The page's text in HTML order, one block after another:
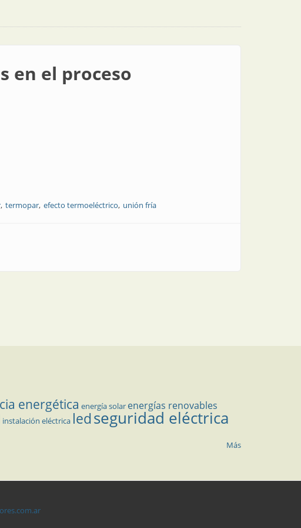
en el proceso
termopar efecto termoeléctrico unión fría
energética energía solar energías renovables
instalación eléctrica ledseguridad eléctrica
Más